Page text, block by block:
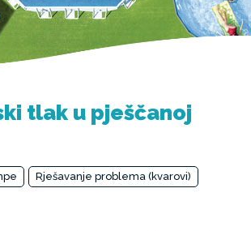
tlak u pješčanoj
Rješavanje problema (kvarovi)